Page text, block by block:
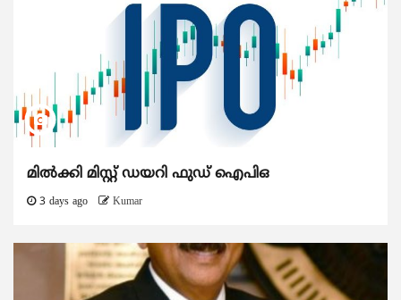
മിൽക്കി മിസ്റ്റ് ഡയറി ഫുഡ് ഐപിഒ
3 days ago Kumar